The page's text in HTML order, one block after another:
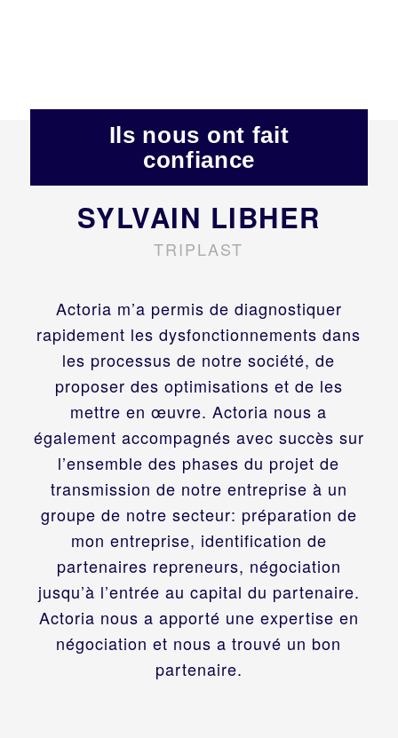
Ils nous ont fait
confiance
Actoria m’a permis de diagnostiquer
rapidement les dysfonctionnements dans
les processus de notre société, de
proposer des optimisations et de les
mettre en œuvre. Actoria nous a
également accompagnés avec succès sur
l’ensemble des phases du projet de
transmission de notre entreprise à un
groupe de notre secteur: préparation de
mon entreprise, identification de
partenaires repreneurs, négociation
jusqu’à l’entrée au capital du partenaire.
Actoria nous a apporté une expertise en
négociation et nous a trouvé un bon
partenaire.
SYLVAIN LIBHER
TRIPLAST